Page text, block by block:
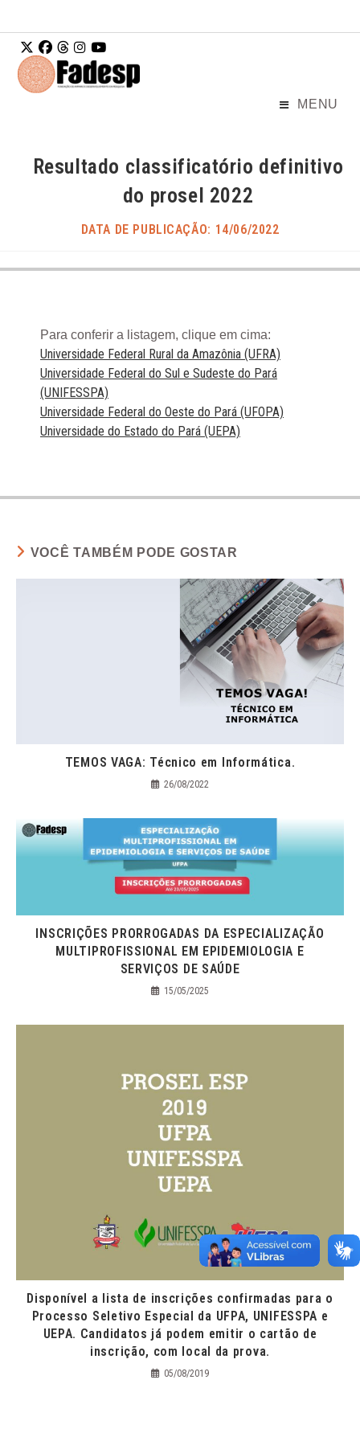
conteúdo
MENU
Resultado classificatório definitivo
do prosel 2022
DATA DE PUBLICAÇÃO: 14/06/2022
Para conferir a listagem, clique em cima:
Universidade Federal Rural da Amazônia (UFRA)
Universidade Federal do Sul e Sudeste do Pará
(UNIFESSPA)
Universidade Federal do Oeste do Pará (UFOPA)
Universidade do Estado do Pará (UEPA)
VOCÊ TAMBÉM PODE GOSTAR
TEMOS VAGA: Técnico em Informática.
26/08/2022
INSCRIÇÕES PRORROGADAS DA ESPECIALIZAÇÃO
MULTIPROFISSIONAL EM EPIDEMIOLOGIA E
SERVIÇOS DE SAÚDE
15/05/2025
Disponível a lista de inscrições confirmadas para o
Processo Seletivo Especial da UFPA, UNIFESSPA e
UEPA. Candidatos já podem emitir o cartão de
inscrição, com local da prova.
05/08/2019